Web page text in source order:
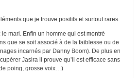
que je trouve positifs et surtout rares.
mari. Enfin un homme qui est montré
que se soit associé à de la faiblesse ou de
incarnés par Danny Boom). De plus en
Jasira il prouve qu’il est efficace sans
poing, grosse voix…)